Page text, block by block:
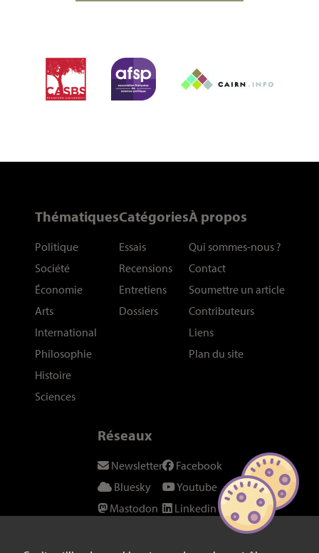
Thématiques
Politique
Société
Économie
Arts
International
Philosophie
Histoire
Sciences
Catégories
Essais
Recensions
Entretiens
Dossiers
À propos
Qui sommes-nous ?
Contact
Soumettre un article
Contributeurs
Liens
Plan du site
Réseaux
Newsletter
Bluesky
Mastodon
Facebook
Youtube
Linkedin